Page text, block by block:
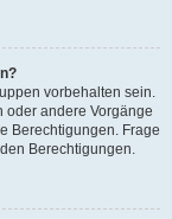
vorbehalten sein.
oder andere Vorgänge
Berechtigungen. Frage
Berechtigungen.